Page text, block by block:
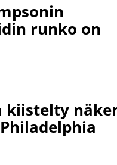
runko on
kiistelty